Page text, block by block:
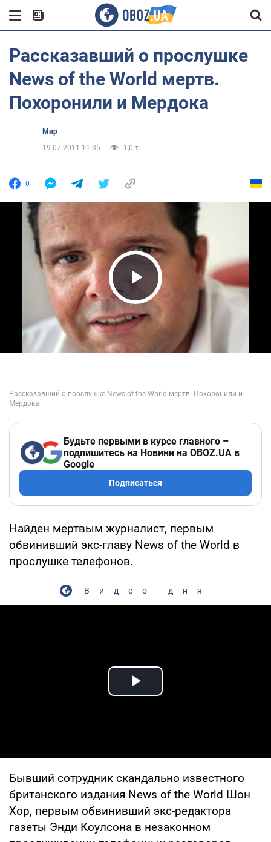
Рассказавший о прослушке
News of the World мертв.
Похоронили и Мердока
Мир
19.07.2011 11:35
1,0 т.
0
Play Video
Будьте первыми в курсе главного –
подпишитесь на Новини на OBOZ.UA в
Google
Подписаться
Найден мертвым журналист, первым
обвинивший экс-главу News of the World в
прослушке телефонов.
Видео дня
Play Video
Бывший сотрудник скандально известного
британского издания News of the World Шон
Хор, первым обвинивший экс-редактора
газеты Энди Коулсона в незаконном